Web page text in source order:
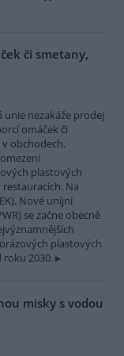
či smetany,
unie nezakáže prodej
omáček či
obchodech.
plastových
Na
Nové unijní
se začne obecně
plastových
2030.
misky s vodou